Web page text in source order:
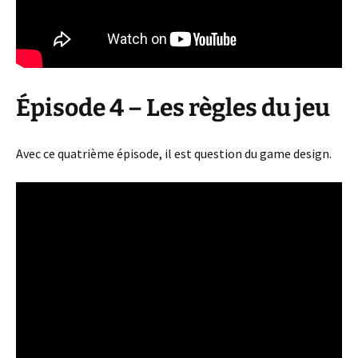
Épisode 4 – Les règles du jeu
Avec ce quatrième épisode, il est question du game design.